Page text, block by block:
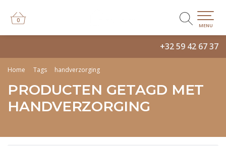
+32 59 42 67 37
0
0
MENU
Home Tags handverzorging
PRODUCTEN GETAGD MET
HANDVERZORGING